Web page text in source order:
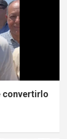
convertirlo